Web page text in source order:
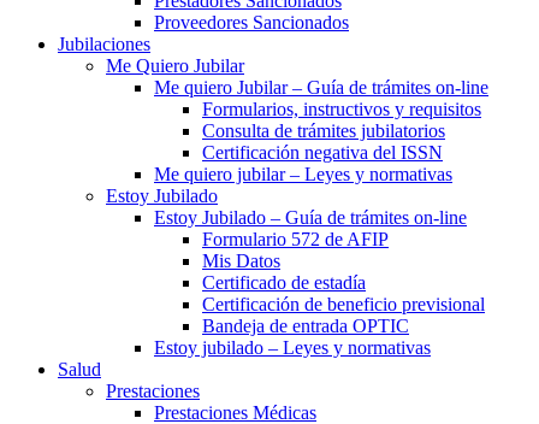
Proveedores Sancionados
Jubilaciones
Me Quiero Jubilar
Me quiero Jubilar – Guía de trámites on-line
Formularios, instructivos y requisitos
Consulta de trámites jubilatorios
Certificación negativa del ISSN
Me quiero jubilar – Leyes y normativas
Estoy Jubilado
Estoy Jubilado – Guía de trámites on-line
Formulario 572 de AFIP
Mis Datos
Certificado de estadía
Certificación de beneficio previsional
Bandeja de entrada OPTIC
Estoy jubilado – Leyes y normativas
Salud
Prestaciones
Prestaciones Médicas